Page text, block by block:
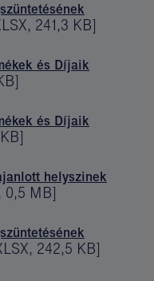
, 241,3 KB]
és Díjaik
]
és Díjaik
]
helyszinek
, 0,5 MB]
, 242,5 KB]